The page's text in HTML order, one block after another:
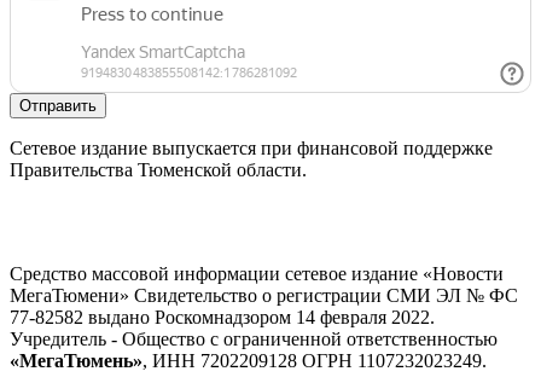
Отправить
Сетевое издание выпускается при финансовой поддержке
Правительства Тюменской области.
Средство массовой информации сетевое издание «Новости
МегаТюмени» Свидетельство о регистрации СМИ ЭЛ № ФС
77-82582 выдано Роскомнадзором 14 февраля 2022.
Учредитель - Общество с ограниченной ответственностью
«МегаТюмень», ИНН 7202209128 ОГРН 1107232023249.